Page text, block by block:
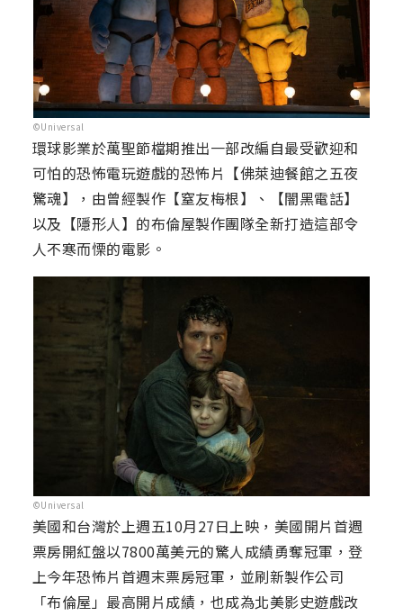
©Universal
環球影業於萬聖節檔期推出一部改編自最受歡迎和
可怕的恐怖電玩遊戲的恐怖片【佛萊迪餐館之五夜
驚魂】，由曾經製作【窒友梅根】、【闇黑電話】
以及【隱形人】的布倫屋製作團隊全新打造這部令
人不寒而慄的電影。
©Universal
美國和台灣於上週五10月27日上映，美國開片首週
票房開紅盤以7800萬美元的驚人成績勇奪冠軍，登
上今年恐怖片首週末票房冠軍，並刷新製作公司
「布倫屋」最高開片成績，也成為北美影史遊戲改